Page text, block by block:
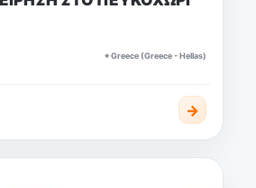
⌖ Greece (Greece - Hellas)
→